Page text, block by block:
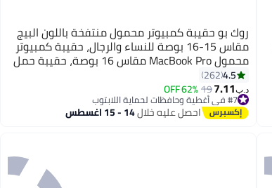
روك بو حقيبة كمبيوتر محمول منتفخة باللون البيج
مقاس 15-16 بوصة للنساء والرجال، حقيبة كمبيوتر
محمول MacBook Pro مقاس 16 بوصة، حقيبة حمل
لطيفة للكمبيوتر المحمول/Asus/Dell/HP 15.6
بوصة
4.5
262
د.ب‏7.11
19
62% OFF
#7 في أغطية وحافظات لحماية اللابتوب
#7 في أغطية وحافظات لحماية اللابتوب احصل عليه خلال14 - 15 اغسطس